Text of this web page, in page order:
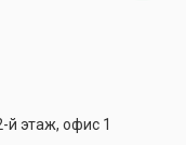
й этаж, офис 1